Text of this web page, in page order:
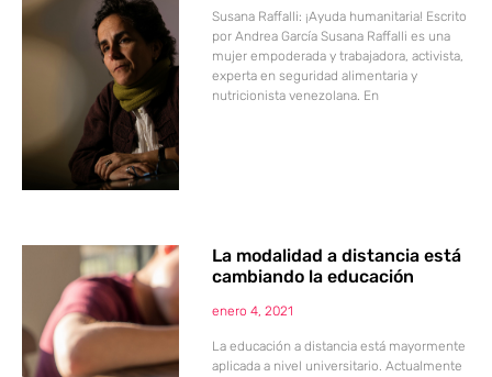
Susana Raffalli: ¡Ayuda humanitaria! Escrito
por Andrea García Susana Raffalli es una
mujer empoderada y trabajadora, activista,
experta en seguridad alimentaria y
nutricionista venezolana. En
La modalidad a distancia está
cambiando la educación
enero 4, 2021
La educación a distancia está mayormente
aplicada a nivel universitario. Actualmente